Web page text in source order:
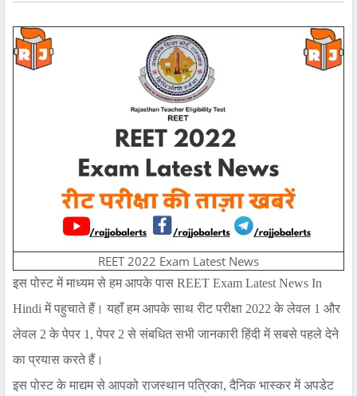
REET 2022 Exam Latest News
इस पोस्ट में माध्यम से हम आपके पास REET Exam Latest News In
Hindi में पहुचाते हैं। यहाँ हम आपके साथ रीट परीक्षा 2022 के लेवल 1 और
लेवल 2 के पेपर 1, पेपर 2 से संबधित सभी जानकारी हिंदी में सबसे पहले देने
का प्रयास करते हैं।
इस पोस्ट के माद्यम से आपको राजस्थान पत्रिका, दैनिक भास्कर में अपडेट